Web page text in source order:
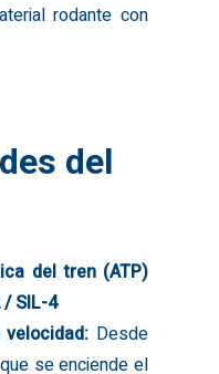
rodante con
del
del tren (ATP)
SIL-4
Desde
se enciende el